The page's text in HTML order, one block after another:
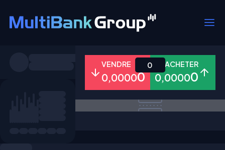
Tous Forex Métaux Actions
VENDRE
0,00000
ACHETER
0,00000
0